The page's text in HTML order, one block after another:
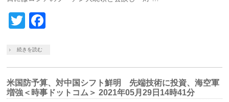
Twitter
続きを読む
米国防予算、対中国シフト鮮明 先端技術に投資、海空軍
増強＜時事ドットコム＞ 2021年05月29日14時41分